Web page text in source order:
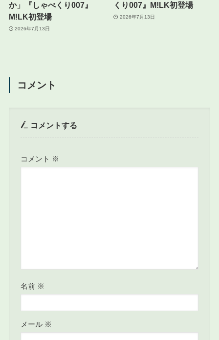
か」『しゃべくり007』
M!LK初登場
2026年7月13日
くり007』M!LK初登場
2026年7月13日
コメント
コメントする
コメント ※
名前 ※
メール ※